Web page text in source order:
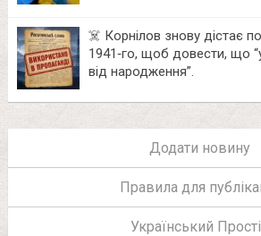
☠️ Корнілов знову дістає
1941‑го, щоб довести, що
від народження”.
Додати новину
Правила для
Український